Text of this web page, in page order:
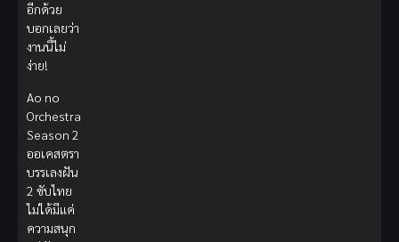
อีกด้วย
บอกเลยว่า
งานนี้ไม่
ง่าย!
Ao no
Orchestra
Season 2
ออเคสตรา
บรรเลงฝัน
2 ซับไทย
ไม่ได้มีแค่
ความสนุก